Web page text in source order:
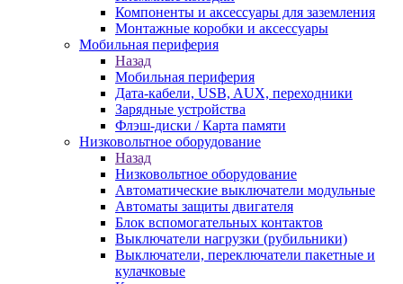
Компоненты и аксессуары для заземления
Монтажные коробки и аксессуары
Мобильная периферия
Назад
Мобильная периферия
Дата-кабели, USB, AUX, переходники
Зарядные устройства
Флэш-диски / Карта памяти
Низковольтное оборудование
Назад
Низковольтное оборудование
Автоматические выключатели модульные
Автоматы защиты двигателя
Блок вспомогательных контактов
Выключатели нагрузки (рубильники)
Выключатели, переключатели пакетные и
кулачковые